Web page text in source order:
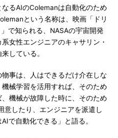
るAIのColemanは自動化のため
という名称は、映画「ドリ
で知られる、NASAの宇宙開発
女性エンジニアのキャサリン・
している。
事は、人はできるだけ介在しな
械学習を活用すれば、そのため
機械が故障した時に、そのため
意したり、エンジニアを派遣し
で自動化できる」と語る。